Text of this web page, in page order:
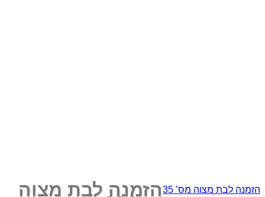
הזמנה לבת מצוה מס’ 35
הזמנה לבת מצוה